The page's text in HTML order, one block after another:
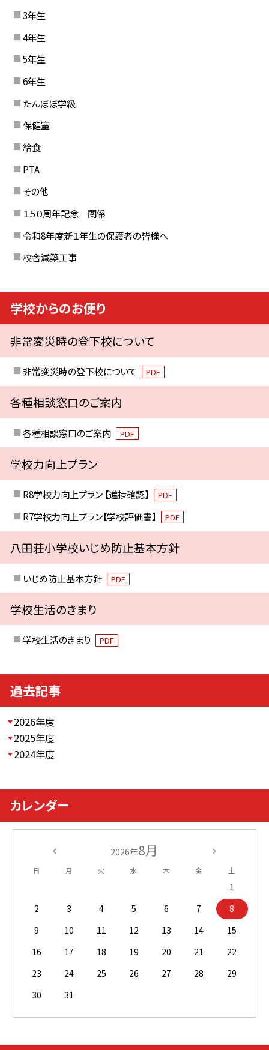
3年生
4年生
5年生
6年生
たんぽぽ学級
保健室
給食
PTA
その他
１５０周年記念 関係
令和8年度新１年生の保護者の皆様へ
校舎減築工事
学校からのお便り
非常変災時の登下校について
非常変災時の登下校について PDF
各種相談窓口のご案内
各種相談窓口のご案内 PDF
学校力向上プラン
R8学校力向上プラン 【進捗確認】 PDF
R7学校力向上プラン【学校評価書】 PDF
八田荘小学校いじめ防止基本方針
いじめ防止基本方針 PDF
学校生活のきまり
学校生活のきまり PDF
過去記事
2026年度
2025年度
2024年度
カレンダー
2026年8月
日 月 火 水 木 金 土
1
2
3 4 5 6 7
8
9
10 11 12 13 14
15
16
17 18 19 20 21
22
23
24 25 26 27 28
29
30
31